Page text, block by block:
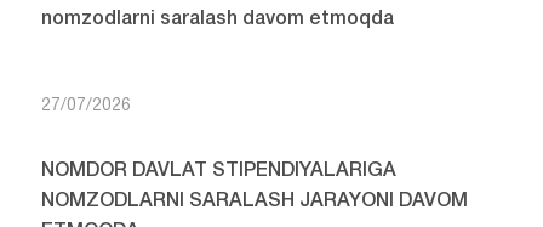
nomzodlarni saralash davom etmoqda
27/07/2026
NOMDOR DAVLAT STIPENDIYALARIGA
NOMZODLARNI SARALASH JARAYONI DAVOM